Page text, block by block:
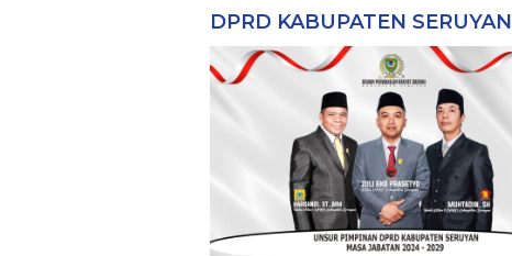
DPRD KABUPATEN SERUYAN